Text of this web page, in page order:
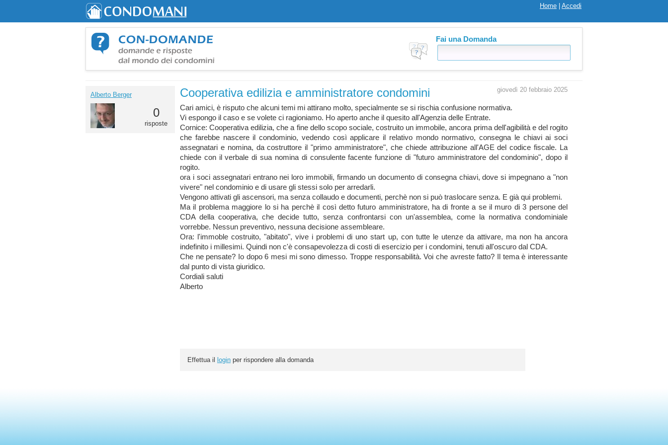
Home Accedi
Fai una Domanda
Alberto Berger
0
risposte
Cooperativa edilizia e amministratore condomini giovedì 20 febbraio 2025
Cari amici, è risputo che alcuni temi mi attirano molto, specialmente se si rischia confusione normativa.
Vi espongo il caso e se volete ci ragioniamo. Ho aperto anche il quesito all'Agenzia delle Entrate.
Cornice: Cooperativa edilizia, che a fine dello scopo sociale, costruito un immobile, ancora prima dell'agibilità e del rogito
che farebbe nascere il condominio, vedendo così applicare il relativo mondo normativo, consegna le chiavi ai soci
assegnatari e nomina, da costruttore il "primo amministratore", che chiede attribuzione all'AGE del codice fiscale. La
chiede con il verbale di sua nomina di consulente facente funzione di "futuro amministratore del condominio", dopo il
rogito.
ora i soci assegnatari entrano nei loro immobili, firmando un documentodi consegna chiavi, dove si impegnano a "non
vivere" nel condominio e di usare gli stessi solo per arredarli.
Vengono attivati gli ascensori, ma senza collaudo e documenti, perchè non si può traslocare senza. E già qui problemi.
Ma il problema maggiore lo si ha perchè il così detto futuro amministratore, ha di fronte a se il muro di 3 persone del
CDA della cooperativa, che decide tutto, senza confrontarsi con un'assemblea, come la normativacondominiale
vorrebbe. Nessun preventivo, nessuna decisione assembleare.
Ora: l'immoble costruito, "abitato", vive i problemi di uno start up, con tutte le utenze da attivare, ma non ha ancora
indefinito i millesimi. Quindi non c'è consapevolezza di costi di esercizio per i condomini, tenuti all'oscuro dal CDA.
Che ne pensate? Io dopo 6 mesi mi sono dimesso. Troppe responsabilità. Voi che avreste fatto? Il tema è interessante
dal punto di vista giuridico.
Cordiali saluti
Alberto
Effettua il login per rispondere alla domanda